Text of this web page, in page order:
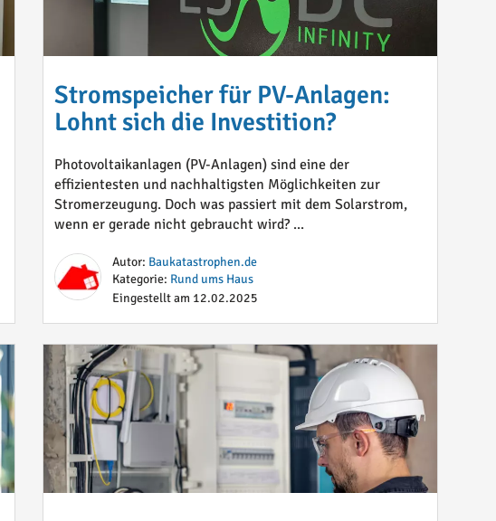
Stromspeicher für PV-Anlagen:
Lohnt sich die Investition?
Photovoltaikanlagen (PV-Anlagen) sind eine der
effizientesten und nachhaltigsten Möglichkeiten zur
Stromerzeugung. Doch was passiert mit dem Solarstrom,
wenn er gerade nicht gebraucht wird? ...
Autor: Baukatastrophen.de
Kategorie: Rund ums Haus
Eingestellt am 12.02.2025